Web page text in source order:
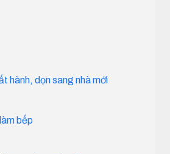
hành, dọn sang nhà mới
bếp